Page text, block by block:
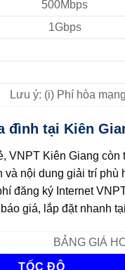
500Mbps
1Gbps
Lưu ý: (i) Phí hòa
đình tại Kiên
VNPT Kiên Giang
nội dung giải trí
đăng ký Internet
giá, lắp đặt nhanh
BẢNG GIÁ
TỐC ĐỘ